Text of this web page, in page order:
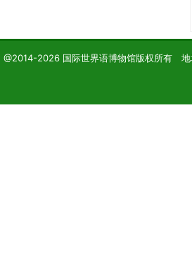
@2014-2026 国际世界语博物馆版权所有